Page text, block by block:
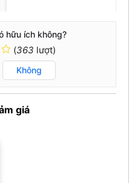
hữu ích không?
(363 lượt)
Không
giá